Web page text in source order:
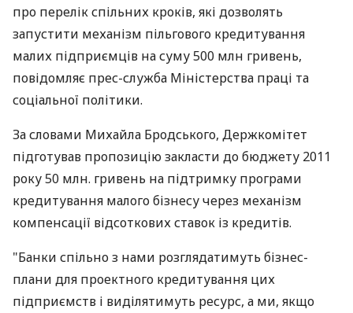
про перелік спільних кроків, які дозволять
запустити механізм пільгового кредитування
малих підприємців на суму 500 млн гривень,
повідомляє прес-служба Міністерства праці та
соціальної політики.
За словами Михайла Бродського, Держкомітет
підготував пропозицію закласти до бюджету 2011
року 50 млн. гривень на підтримку програми
кредитування малого бізнесу через механізм
компенсації відсоткових ставок із кредитів.
"Банки спільно з нами розглядатимуть бізнес-
плани для проектного кредитування цих
підприємств і виділятимуть ресурс, а ми, якщо